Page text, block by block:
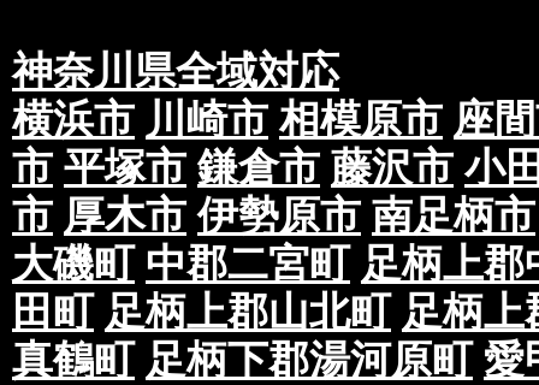
神奈川県全域対応
横浜市 川崎市 相模原市 座
市 平塚市 鎌倉市 藤沢市 小
市 厚木市 伊勢原市 南足柄市
大磯町 中郡二宮町 足柄上郡
田町 足柄上郡山北町 足柄上
真鶴町 足柄下郡湯河原町 愛